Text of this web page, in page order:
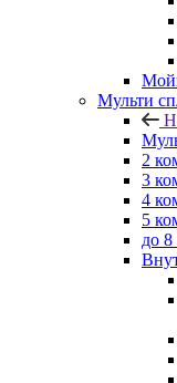
Мульти
2
3
4
5
до 8